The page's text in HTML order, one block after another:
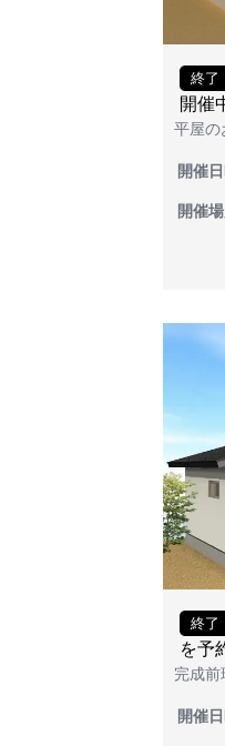
終了
開催
平屋の
開催
開催
終了
を予
完成前
開催